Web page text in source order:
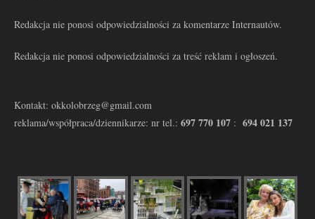
Redakcja nie ponosi odpowiedzialności za komentarze Internautów.
Redakcja nie ponosi odpowiedzialności za treść reklam i ogłoszeń.
Kontakt: okkolobrzeg@gmail.com
reklama/współpraca/dziennikarze: nr tel.: 697 770 107 : 694 021 137